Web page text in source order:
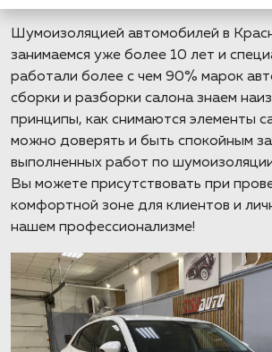
Шумоизоляцией автомобилей в
занимаемся уже более 10 лет и
работали более с чем 90% марок
сборки и разборки салона знаем
принципы, как снимаются элементы
можно доверять и быть спокойным за
выполненных работ по
Вы можете присутствовать при
комфортной зоне для клиентов и
нашем профессионализме!